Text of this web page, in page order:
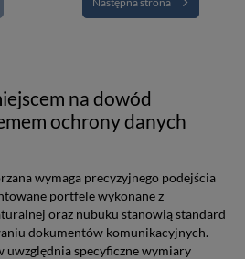
na dowód
ochrony danych
wymaga precyzyjnego podejścia
portfele wykonane z
oraz nubuku stanowią standard
dokumentów komunikacyjnych.
specyficzne wymiary